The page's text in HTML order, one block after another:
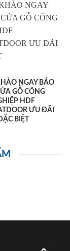
NGAY BÁO
GỖ CÔNG
HDF
ƯU ĐÃI
BIỆT